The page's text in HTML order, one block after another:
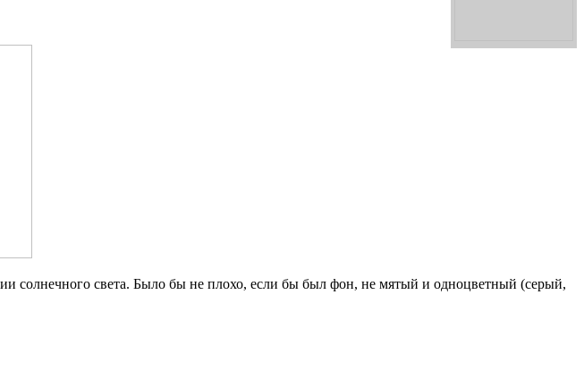
солнечного света. Было бы не плохо, если бы был фон, не мятый и одноцветный (серый,